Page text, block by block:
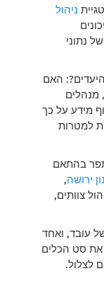
ניהול
נתוני
האם
מנהלים
מידע על כך
למטרות
בהתאם
ירושה,
צוותים,
עובד, ואחד
את סט הכלים
לצלול.